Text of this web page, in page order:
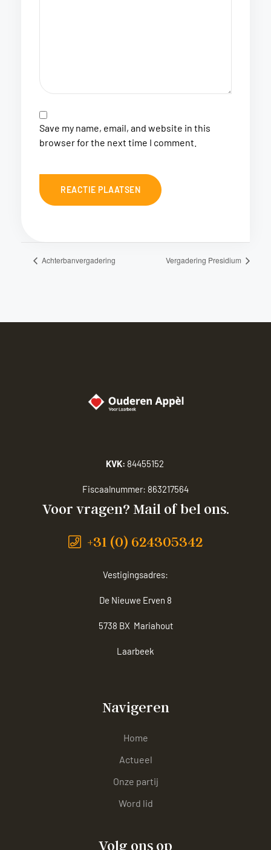
Save my name, email, and website in this
browser for the next time I comment.
Achterbanvergadering Vergadering Presidium
KVK: 84455152
Fiscaalnummer: 863217564
Voor vragen? Mail of bel ons.
+31 (0) 624305342
Vestigingsadres:
De Nieuwe Erven 8
5738 BX Mariahout
Laarbeek
Navigeren
Home
Actueel
Onze partij
Word lid
Volg ons op